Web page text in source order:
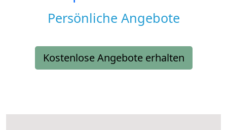
Persönliche Angebote
Kostenlose Angebote erhalten